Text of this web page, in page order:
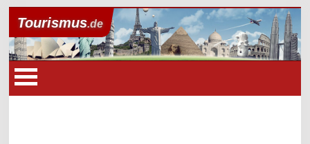
Tourismus.de